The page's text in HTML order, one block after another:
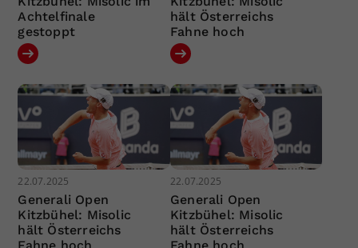
Achtelfinale
gestoppt
hält Österreichs
Fahne hoch
22.07.2025
Generali Open
Kitzbühel: Misolic
hält Österreichs
22.07.2025
Generali Open
Kitzbühel: Misolic
hält Österreichs